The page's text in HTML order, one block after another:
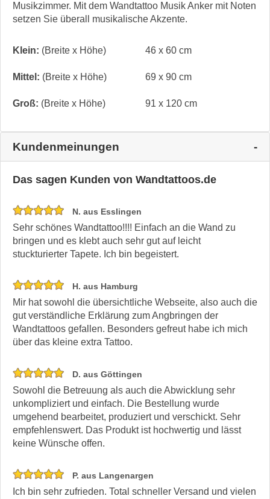
Musikzimmer. Mit dem Wandtattoo Musik Anker mit Noten
setzen Sie überall musikalische Akzente.
Klein: (Breite x Höhe) 46 x 60 cm
Mittel: (Breite x Höhe) 69 x 90 cm
Groß: (Breite x Höhe) 91 x 120 cm
Kundenmeinungen
Das sagen Kunden von Wandtattoos.de
N. aus Esslingen
Sehr schönes Wandtattoo!!!! Einfach an die Wand zu
bringen und es klebt auch sehr gut auf leicht
stuckturierter Tapete. Ich bin begeistert.
H. aus Hamburg
Mir hat sowohl die übersichtliche Webseite, also auch die
gut verständliche Erklärung zum Angbringen der
Wandtattoos gefallen. Besonders gefreut habe ich mich
über das kleine extra Tattoo.
D. aus Göttingen
Sowohl die Betreuung als auch die Abwicklung sehr
unkompliziert und einfach. Die Bestellung wurde
umgehend bearbeitet, produziert und verschickt. Sehr
empfehlenswert. Das Produkt ist hochwertig und lässt
keine Wünsche offen.
P. aus Langenargen
Ich bin sehr zufrieden. Total schneller Versand und vielen